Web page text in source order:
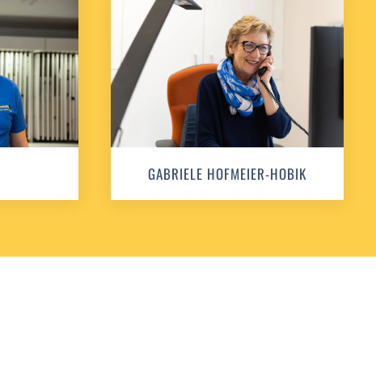
GABRIELE HOFMEIER-HOBIK